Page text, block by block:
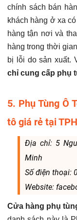
chính sách bán
khách hàng ở xa
hàng tận nơi và
hàng trong thời
bị lỗi do sản xuất.
chỉ cung cấp phụ
5. Phụ Tùng Ô
tô giá rẻ tại
Địa chỉ: 5
Minh
Số điện thoại:
Website:
Cửa hàng phụ